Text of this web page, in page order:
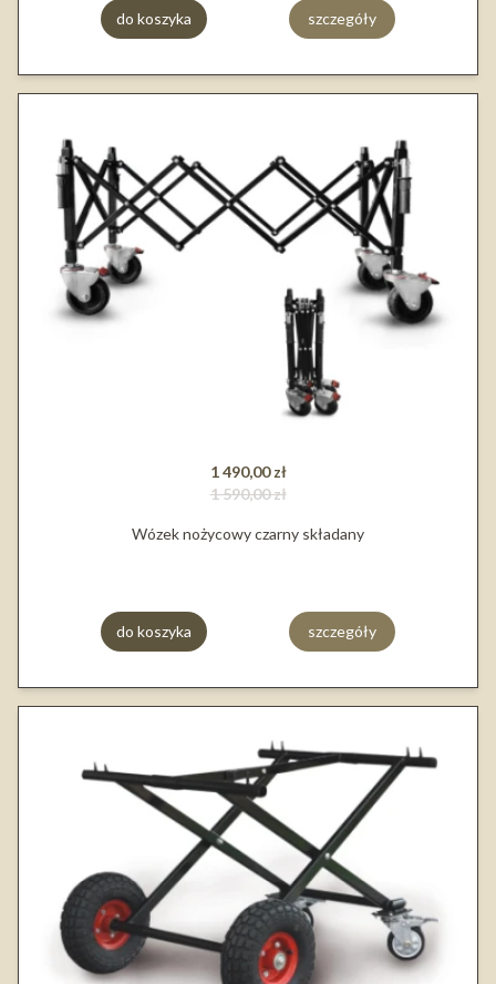
do koszyka szczegóły
1 490,00 zł
1 590,00 zł
Wózek nożycowy czarny składany
do koszyka szczegóły